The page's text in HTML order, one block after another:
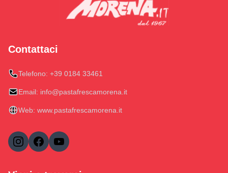
Contattaci
Telefono: +39 0184 33461
Email: info@pastafrescamorena.it
Web: www.pastafrescamorena.it